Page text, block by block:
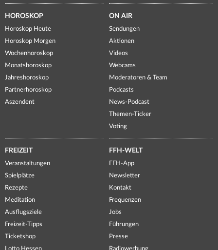
HOROSKOP
Horoskop Heute
Horoskop Morgen
Wochenhoroskop
Monatshoroskop
Jahreshoroskop
Partnerhoroskop
Aszendent
ON AIR
Sendungen
Aktionen
Videos
Webcams
Moderatoren & Team
Podcasts
News-Podcast
Themen-Ticker
Voting
FREIZEIT
Veranstaltungen
Spielplätze
Rezepte
Meditation
Ausflugsziele
Freizeit-Tipps
Ticketshop
Lotto Hessen
FFH-WELT
FFH-App
Newsletter
Kontakt
Frequenzen
Jobs
Führungen
Presse
Radiowerbung